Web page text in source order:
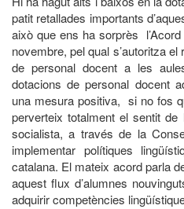
patit retallades importants
això que ens ha sorprès
novembre, pel qual s’autoritza
de personal docent a les
dotacions de personal docent
una mesura positiva, si no fos
perverteix totalment el sentit de
socialista, a través de la
implementar polítiques
catalana. El mateix acord parla
aquest flux d’alumnes
adquirir competències